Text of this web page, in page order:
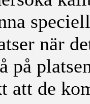
när
på
att de